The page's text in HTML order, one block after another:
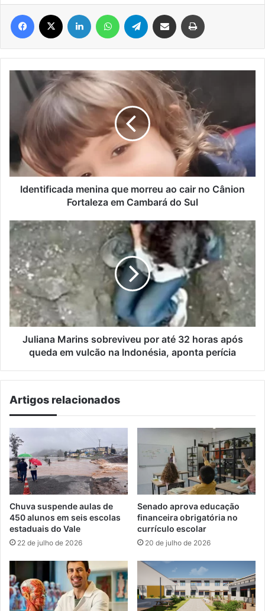
Facebook Linkedin WhatsAppTelegram Compartilhar via e-mail
Identificada
menina
morreu
cair
Cânion
Fortaleza
Sul
Identificada menina que morreu ao cair no Cânion
Fortaleza em Cambará do Sul
Juliana
Marins
sobreviveu
por
até
32
horas
após
queda
vulcão
perícia
Juliana Marins sobreviveu por até 32 horas após
queda em vulcão na Indonésia, aponta perícia
Artigos relacionados
Chuva suspende aulas de
450 alunos em seis escolas
estaduais do Vale
22 de julho de 2026
Senado aprova educação
financeira obrigatória no
currículo escolar
20 de julho de 2026